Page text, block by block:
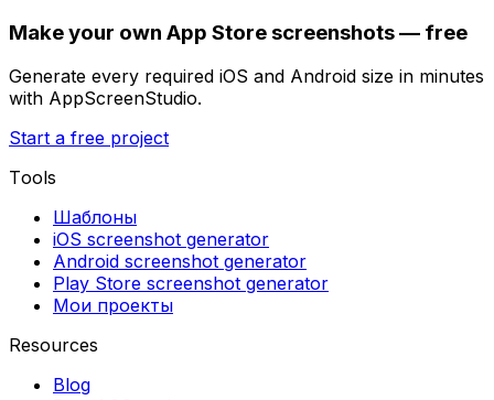
Make your own App Store screenshots — free
Generate every required iOS and Android size in minutes
with AppScreenStudio.
Start a free project
Tools
Шаблоны
iOS screenshot generator
Android screenshot generator
Play Store screenshot generator
Мои проекты
Resources
Blog